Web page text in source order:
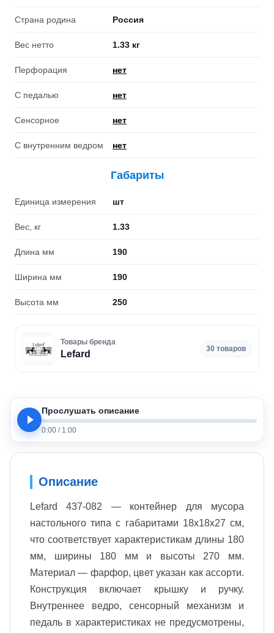
Страна родина Россия
Вес нетто 1.33 кг
Перфорация нет
С педалью нет
Сенсорное нет
С внутренним ведром нет
Габариты
Единица измерения шт
Вес, кг 1.33
Длина мм 190
Ширина мм 190
Высота мм 250
Товары бренда
Lefard
30 товаров
Прослушать описание
0:00 / 1:00
Описание
Lefard 437-082 — контейнер для мусора
настольного типа с габаритами 18х18х27 см,
что соответствует характеристикам длины 180
мм, ширины 180 мм и высоты 270 мм.
Материал — фарфор, цвет указан как ассорти.
Конструкция включает крышку и ручку.
Внутреннее ведро, сенсорный механизм и
педаль в характеристиках не предусмотрены,